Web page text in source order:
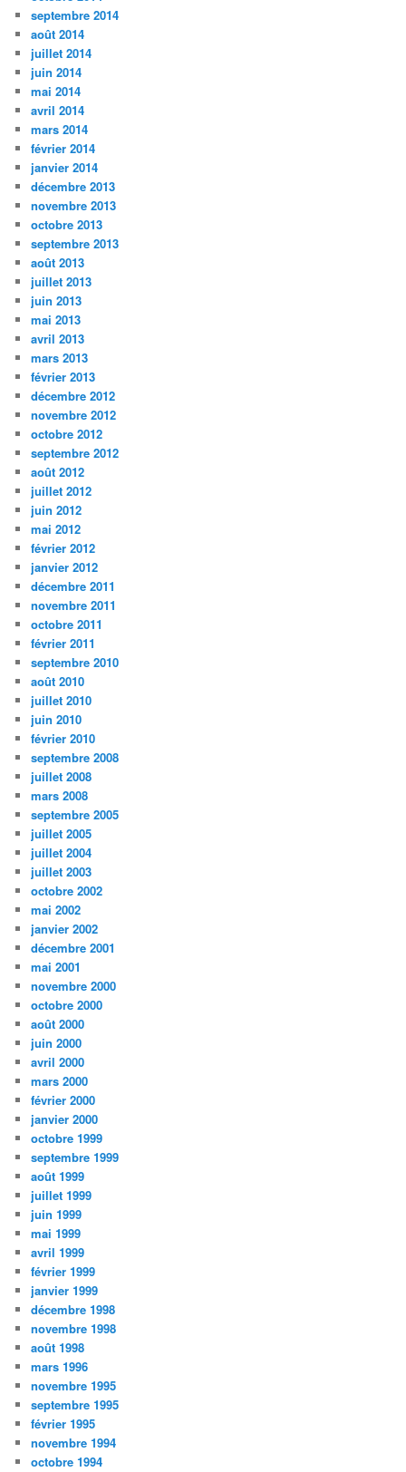
septembre 2014
août 2014
juillet 2014
juin 2014
mai 2014
avril 2014
mars 2014
février 2014
janvier 2014
décembre 2013
novembre 2013
octobre 2013
septembre 2013
août 2013
juillet 2013
juin 2013
mai 2013
avril 2013
mars 2013
février 2013
décembre 2012
novembre 2012
octobre 2012
septembre 2012
août 2012
juillet 2012
juin 2012
mai 2012
février 2012
janvier 2012
décembre 2011
novembre 2011
octobre 2011
février 2011
septembre 2010
août 2010
juillet 2010
juin 2010
février 2010
septembre 2008
juillet 2008
mars 2008
septembre 2005
juillet 2005
juillet 2004
juillet 2003
octobre 2002
mai 2002
janvier 2002
décembre 2001
mai 2001
novembre 2000
octobre 2000
août 2000
juin 2000
avril 2000
mars 2000
février 2000
janvier 2000
octobre 1999
septembre 1999
août 1999
juillet 1999
juin 1999
mai 1999
avril 1999
février 1999
janvier 1999
décembre 1998
novembre 1998
août 1998
mars 1996
novembre 1995
septembre 1995
février 1995
novembre 1994
octobre 1994